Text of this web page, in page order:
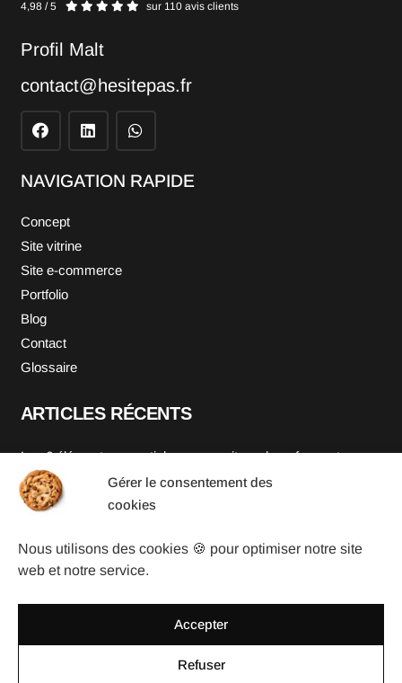
Gérer le consentement des
cookies
Nous utilisons des cookies 🍪 pour optimiser notre site
web et notre service.
Accepter
Refuser
4,98 / 5 sur 110 avis clients
Profil Malt
contact@hesitepas.fr
NAVIGATION RAPIDE
Concept
Site vitrine
Site e-commerce
Portfolio
Blog
Contact
Glossaire
ARTICLES RÉCENTS
Les 6 éléments essentiels pour un site web performant en
2025
L’importance de la maintenance web
WordPress (Partie 2 : modification du backoffice)
Site vitrine